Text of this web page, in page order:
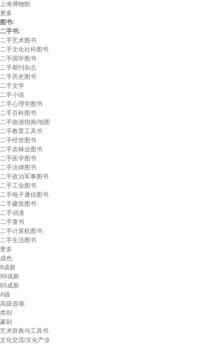
上海博物館
更多
图书:
二手书:
二手艺术图书
二手文化社科图书
二手国学图书
二手期刊杂志
二手历史图书
二手文学
二手小说
二手心理学图书
二手百科图书
二手旅游指南/地图
二手教育工具书
二手经管图书
二手农林业图书
二手医学图书
二手法律图书
二手政治军事图书
二手工业图书
二手电子通信图书
二手建筑图书
二手动漫
二手童书
二手计算机图书
二手生活图书
更多
成色:
9成新
99成新
85成新
A级
高级选项:
类别
篆刻
艺术辞典与工具书
文化交流/文化产业